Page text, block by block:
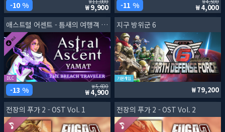
10 % 9,900 11 % 4,000
애스트럴 어센트 - 틈새의 여행객 야마트 DLC
DLC
13 % 5,600
4,900
지구 방위군 6
기본게임
79,200
전장의 푸가 2 - OST Vol. 1 전장의 푸가 2 - OST Vol. 2